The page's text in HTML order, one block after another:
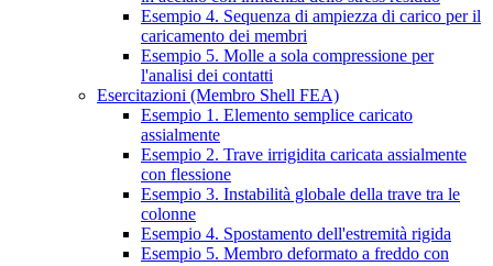
Esempio 4. Sequenza di ampiezza di carico per il
caricamento dei membri
Esempio 5. Molle a sola compressione per
l'analisi dei contatti
Esercitazioni (Membro Shell FEA)
Esempio 1. Elemento semplice caricato
assialmente
Esempio 2. Trave irrigidita caricata assialmente
con flessione
Esempio 3. Instabilità globale della trave tra le
colonne
Esempio 4. Spostamento dell'estremità rigida
Esempio 5. Membro deformato a freddo con